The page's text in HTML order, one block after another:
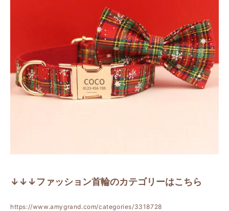
↓↓↓ファッション首輪のカテゴリーはこちら
https://www.amygrand.com/categories/3318728